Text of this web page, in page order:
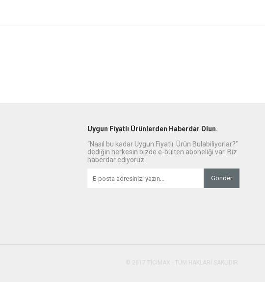
Uygun Fiyatlı Ürünlerden Haberdar Olun.
“Nasıl bu kadar Uygun Fiyatlı Ürün Bulabiliyorlar?”
dediğin herkesin bizde e-bülten aboneliği var. Biz
haberdar ediyoruz.
Gönder
© 2017 TİCİMAX - TÜM HAKLARI SAKLIDIR.